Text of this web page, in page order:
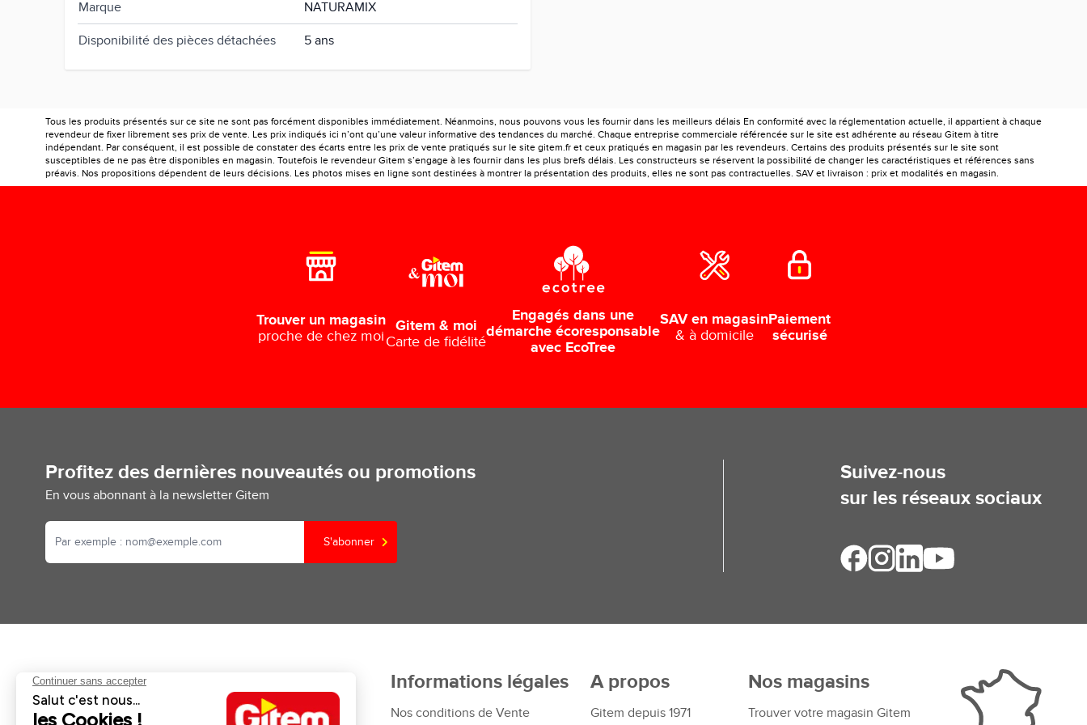
Marque NATURAMIX
Disponibilité des pièces détachées 5 ans
Tous les produits présentés sur ce site ne sont pas forcément disponibles immédiatement. Néanmoins, nous pouvons vous les fournir dans les meilleurs délais En conformité avec la réglementation actuelle, il appartient à chaque
revendeur de fixer librement ses prix de vente. Les prix indiqués ici n’ont qu’une valeur informative des tendances du marché. Chaque entreprise commerciale référencée sur le site est adhérente au réseau Gitem à titre
indépendant. Par conséquent, il est possible de constater des écarts entre les prix de vente pratiqués sur le site gitem.fr et ceux pratiqués en magasin par les revendeurs. Certains des produits présentés sur le site sont
susceptibles de ne pas être disponibles en magasin. Toutefois le revendeur Gitem s’engage à les fournir dans les plus brefs délais. Les constructeurs se réservent la possibilité de changer les caractéristiques et références sans
préavis. Nos propositions dépendent de leurs décisions. Les photos mises en ligne sont destinées à montrer la présentation des produits, elles ne sont pas contractuelles. SAV et livraison : prix et modalités en magasin.
Trouver un magasin
proche de chez moi
Gitem & moi
Carte de fidélité
Engagés dans une
démarche écoresponsable
avec EcoTree
SAV en magasin
& à domicile
Paiement
sécurisé
Profitez des dernières nouveautés ou promotions
En vous abonnant à la newsletter Gitem
S'abonner
Suivez-nous
sur les réseaux sociaux
Aides et informations
Retour et remboursement
Pose et services
Informations légales
Nos conditions de Vente
A propos
Gitem depuis 1971
Nos magasins
Trouver votre magasin Gitem